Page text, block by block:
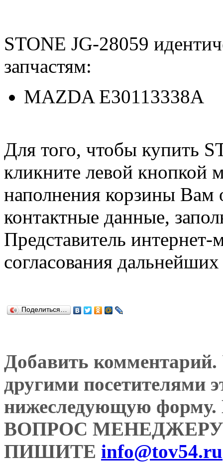
STONE JG-28059
запчастям:
MAZDA E30113338A
Для того, чтобы купить
кликните левой
наполнения корзины Вам
контактные данные,
Представитель
согласования
Поделиться…
Добавить комментарий.
другими посетителями
нижеследующую
ВОПРОС
ПИШИТЕ info@tov54.ru